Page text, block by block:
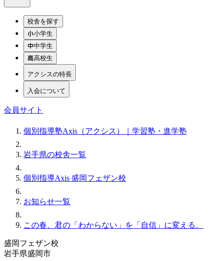
校舎を探す
小学生
中学生
高校生
アクシスの特長
入会について
会員サイト
個別指導塾Axis（アクシス）｜学習塾・進学塾
岩手県の校舎一覧
個別指導Axis 盛岡フェザン校
お知らせ一覧
この春、君の「わからない」を「自信」に変える。
盛岡フェザン校
岩手県盛岡市